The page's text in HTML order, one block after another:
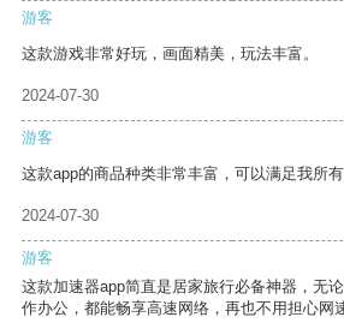
游客
这款游戏非常好玩，画面精美，玩法丰富。
2024-07-30
游客
这款app的商品种类非常丰富，可以满足我所有
2024-07-30
游客
这款加速器app简直是居家旅行必备神器，无
作办公，都能畅享高速网络，再也不用担心网